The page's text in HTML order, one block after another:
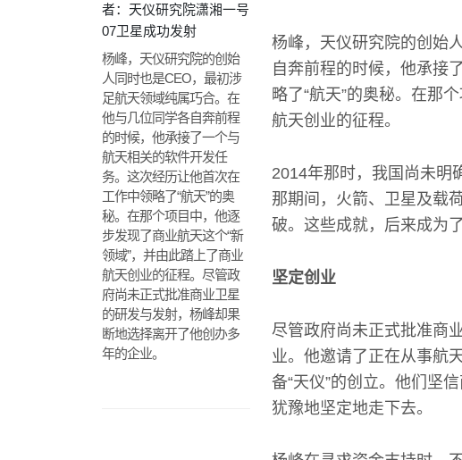
者：天仪研究院潇湘一号
07卫星成功发射
杨峰，天仪研究院的创始
人同时也是CEO，最初涉
足航天领域纯属巧合。在
他与几位同学各自奔前程
的时候，他承接了一个与
航天相关的软件开发任
务。这次经历让他首次在
工作中领略了“航天”的奥
秘。在那个项目中，他逐
步发现了商业航天这个“新
领域”，并由此踏上了商业
航天创业的征程。尽管政
府尚未正式批准商业卫星
的研发与发射，杨峰却果
断地选择离开了他创办多
年的企业。
杨峰，天仪研究院的创始
自奔前程的时候，他承接
略了“航天”的奥秘。在那
航天创业的征程。
2014年那时，我国尚未明
那期间，火箭、卫星及载
破。这些成就，后来成为
坚定创业
尽管政府尚未正式批准商
业。他邀请了正在从事航
备“天仪”的创立。他们坚
犹豫地坚定地走下去。